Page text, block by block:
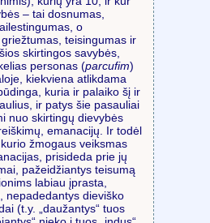
– tai dosnumas,
o
griežtumas, teisingumas ir
skirtingos savybės,
personas (parcufim)
kiekviena atlikdama
kuria ir palaiko šį ir
ir patys šie pasauliai
nuo skirtingų dievybės
emanacijų. Ir todėl
žmogaus veiksmas
prisideda prie jų
pažeidžiantys teisumą
labiau įprasta,
nepadedantys dieviško
(t.y. „daužantys“ tuos